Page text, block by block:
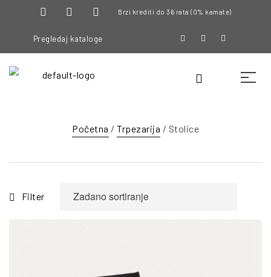
Brzi krediti do 36 rata (0% kamate)
Pregledaj kataloge
Početna / Trpezarija / Stolice
Filter